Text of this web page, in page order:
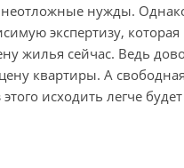
нужды.
экспертизу,
жилья сейчас. Ведь
квартиры. А
исходить легче